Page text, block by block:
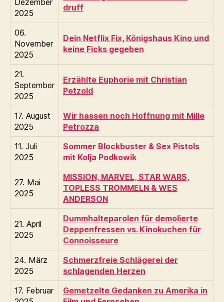
Dezember
2025
druff
06.
November
2025
Dein Netflix Fix, Königshaus Kino und
keine Ficks gegeben
21.
September
2025
Erzählte Euphorie mit Christian
Petzold
17. August
2025
Wir hassen noch Hoffnung mit Mille
Petrozza
11. Juli
2025
Sommer Blockbuster & Sex Pistols
mit Kolja Podkowik
27. Mai
2025
MISSION, MARVEL, STAR WARS,
TOPLESS TROMMELN & WES
ANDERSON
21. April
2025
Dummhalteparolen für demolierte
Deppenfressen vs. Kinokuchen für
Connoisseure
24. März
2025
Schmerzfreie Schlägerei der
schlagenden Herzen
17. Februar
Gemetzelte Gedanken zu Amerika in